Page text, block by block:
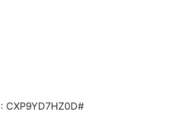
CXP9YD7HZ0D#